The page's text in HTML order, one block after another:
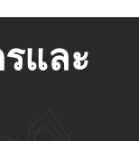
และ